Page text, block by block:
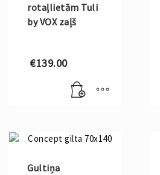
rotaļlietām Tuli
by VOX zaļš
€139.00
Gultiņa